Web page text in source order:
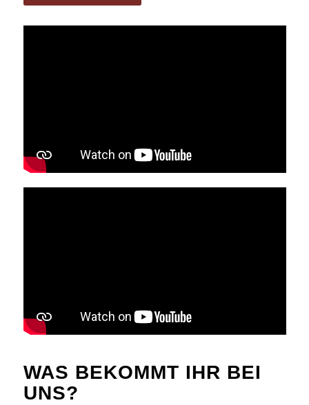
WAS BEKOMMT IHR BEI
UNS?